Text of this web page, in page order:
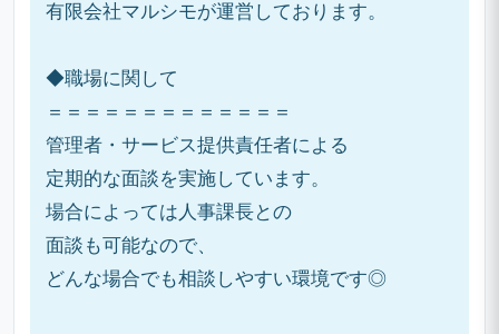
有限会社マルシモが運営しております。
◆職場に関して
＝＝＝＝＝＝＝＝＝＝＝＝＝
管理者・サービス提供責任者による
定期的な面談を実施しています。
場合によっては人事課長との
面談も可能なので、
どんな場合でも相談しやすい環境です◎